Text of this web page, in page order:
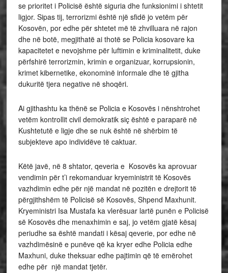
se prioritet i Policisë është siguria dhe funksionimi i shtetit
ligjor. Sipas tij, terrorizmi është një sfidë jo vetëm për
Kosovën, por edhe për shtetet më të zhvilluara në rajon
dhe në botë, megjithatë ai thotë se Policia kosovare ka
kapacitetet e nevojshme për luftimin e kriminalitetit, duke
përfshirë terrorizmin, krimin e organizuar, korrupsionin,
krimet kibernetike, ekonominë informale dhe të gjitha
dukuritë tjera negative në shoqëri.
Ai gjithashtu ka thënë se Policia e Kosovës i nënshtrohet
vetëm kontrollit civil demokratik siç është e paraparë në
Kushtetutë e ligje dhe se nuk është në shërbim të
subjekteve apo individëve të caktuar.
Këtë javë, në 8 shtator, qeveria e Kosovës ka aprovuar
vendimin për t’i rekomanduar kryeministrit të Kosovës
vazhdimin edhe për një mandat në pozitën e drejtorit të
përgjithshëm të Policisë së Kosovës, Shpend Maxhunit.
Kryeministri Isa Mustafa ka vlerësuar lartë punën e Policisë
së Kosovës dhe menaxhimin e saj, jo vetëm gjatë kësaj
periudhe sa është mandati i kësaj qeverie, por edhe në
vazhdimësinë e punëve që ka kryer edhe Policia edhe
Maxhuni, duke theksuar edhe pajtimin që të emërohet
edhe për një mandat tjetër.